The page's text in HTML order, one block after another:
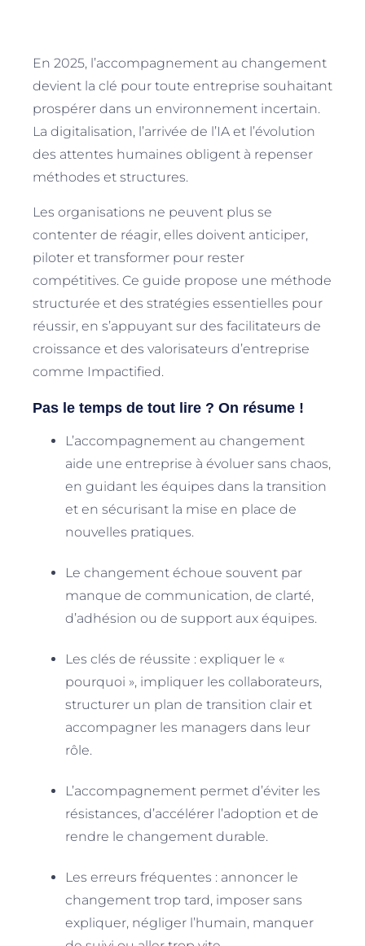
En 2025, l’accompagnement au changement
devient la clé pour toute entreprise souhaitant
prospérer dans un environnement incertain.
La digitalisation, l’arrivée de l’IA et l’évolution
des attentes humaines obligent à repenser
méthodes et structures.
Les organisations ne peuvent plus se
contenter de réagir, elles doivent anticiper,
piloter et transformer pour rester
compétitives. Ce guide propose une méthode
structurée et des stratégies essentielles pour
réussir, en s’appuyant sur des facilitateurs de
croissance et des valorisateurs d’entreprise
comme Impactified.
Pas le temps de tout lire ? On résume !
L’accompagnement au changement
aide une entreprise à évoluer sans chaos,
en guidant les équipes dans la transition
et en sécurisant la mise en place de
nouvelles pratiques.
Le changement échoue souvent par
manque de communication, de clarté,
d’adhésion ou de support aux équipes.
Les clés de réussite : expliquer le «
pourquoi », impliquer les collaborateurs,
structurer un plan de transition clair et
accompagner les managers dans leur
rôle.
L’accompagnement permet d’éviter les
résistances, d’accélérer l’adoption et de
rendre le changement durable.
Les erreurs fréquentes : annoncer le
changement trop tard, imposer sans
expliquer, négliger l’humain, manquer